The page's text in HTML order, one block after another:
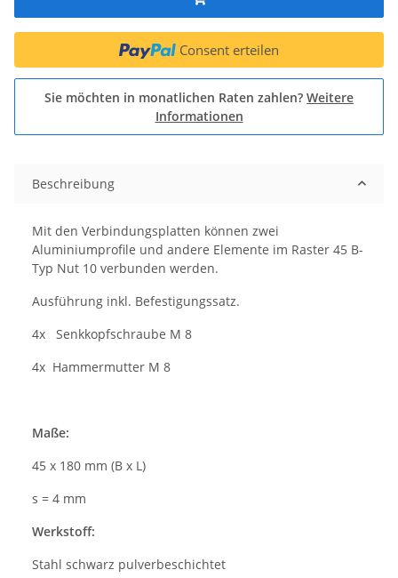
Consent erteilen
Sie möchten in monatlichen Raten zahlen? Weitere
Informationen
Beschreibung
Mit den Verbindungsplatten können zwei
Aluminiumprofile und andere Elemente im Raster 45 B-
Typ Nut 10 verbunden werden.
Ausführung inkl. Befestigungssatz.
4x Senkkopfschraube M 8
4x Hammermutter M 8
Maße:
45 x 180 mm (B x L)
s = 4 mm
Werkstoff:
Stahl schwarz pulverbeschichtet